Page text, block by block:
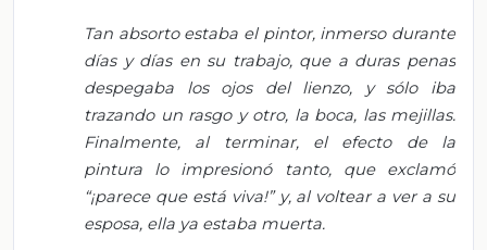
Tan absorto estaba el pintor, inmerso durante
días y días en su trabajo, que a duras penas
despegaba los ojos del lienzo, y sólo iba
trazando un rasgo y otro, la boca, las mejillas.
Finalmente, al terminar, el efecto de la
pintura lo impresionó tanto, que exclamó
“¡parece que está viva!” y, al voltear a ver a su
esposa, ella ya estaba muerta.